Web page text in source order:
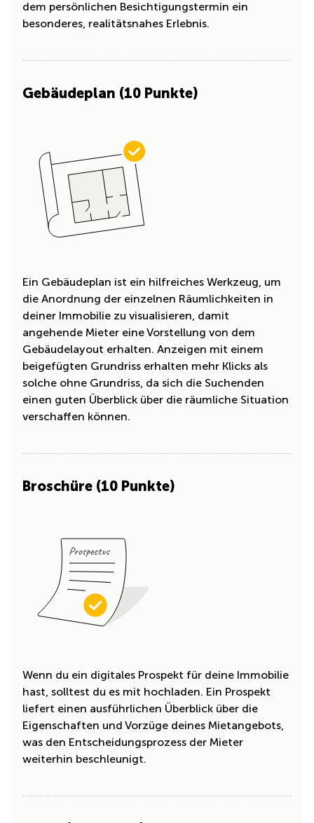
dem persönlichen Besichtigungstermin ein
besonderes, realitätsnahes Erlebnis.
Gebäudeplan (10 Punkte)
Ein Gebäudeplan ist ein hilfreiches Werkzeug, um
die Anordnung der einzelnen Räumlichkeiten in
deiner Immobilie zu visualisieren, damit
angehende Mieter eine Vorstellung von dem
Gebäudelayout erhalten. Anzeigen mit einem
beigefügten Grundriss erhalten mehr Klicks als
solche ohne Grundriss, da sich die Suchenden
einen guten Überblick über die räumliche Situation
verschaffen können.
Broschüre (10 Punkte)
Wenn du ein digitales Prospekt für deine Immobilie
hast, solltest du es mit hochladen. Ein Prospekt
liefert einen ausführlichen Überblick über die
Eigenschaften und Vorzüge deines Mietangebots,
was den Entscheidungsprozess der Mieter
weiterhin beschleunigt.